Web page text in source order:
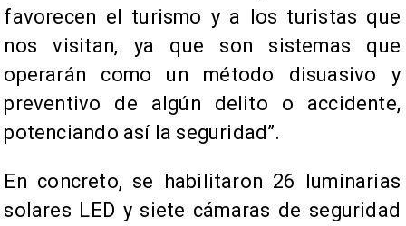
favorecen el turismo y a los turistas que
nos visitan, ya que son sistemas que
operarán como un método disuasivo y
preventivo de algún delito o accidente,
potenciando así la seguridad”.
En concreto, se habilitaron 26 luminarias
solares LED y siete cámaras de seguridad